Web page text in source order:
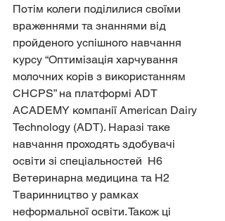
Потім колеги поділилися своїми
враженнями та знаннями від
пройденого успішного навчання
курсу “Оптимізація харчування
молочних корів з використанням
CHCPS” на платформі ADT
ACADEMY компанії American Dairy
Technology (ADT). Наразі таке
навчання проходять здобувачі
освіти зі спеціальностей  Н6
Ветеринарна медицина та Н2
Тваринництво у рамках
неформальної освіти. Також ці